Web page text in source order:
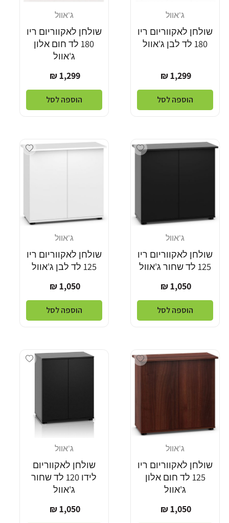
ג'אוול
שולחן לאקווריום ריו
180 לד לבן ג'אוול
מחיר
רגיל
1,299 ₪
הוספה לסל
ג'אוול
שולחן לאקווריום ריו
180 לד חום אלון
ג'אוול
מחיר
רגיל
1,299 ₪
הוספה לסל
Add wishlist
ג'אוול
שולחן לאקווריום ריו
125 לד שחור ג'אוול
מחיר
רגיל
1,050 ₪
הוספה לסל
wishlist
ג'אוול
שולחן לאקווריום ריו
125 לד לבן ג'אוול
מחיר
רגיל
1,050 ₪
הוספה לסל
Add wishlist
ג'אוול
שולחן לאקווריום ריו
125 לד חום אלון
ג'אוול
מחיר
רגיל
1,050 ₪
Add wishlist
ג'אוול
שולחן לאקווריום
לידו 120 לד שחור
ג'אוול
מחיר
רגיל
1,050 ₪